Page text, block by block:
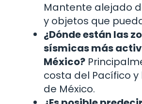
Mantente alejado
y objetos que
¿Dónde están las
sísmicas más
México?
costa del Pacífico y
de México.